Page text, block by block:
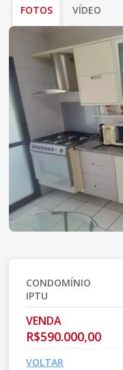
FOTOS VÍDEO
CONDOMÍNIO
IPTU
VENDA
R$590.000,00
VOLTAR